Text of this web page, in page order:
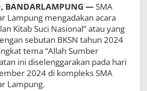
m
a
d
a
l
m
P
e
BANDARLAMPUNG — SMA
Lampung mengadakan acara
Kitab Suci Nasional” atau yang
sebutan BKSN tahun 2024
tema “Allah Sumber
ini diselenggarakan pada hari
2024 di kompleks SMA
Lampung.